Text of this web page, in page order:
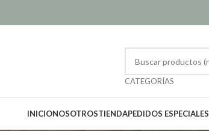
CATEGORÍAS
INICIONOSOTROSTIENDAPEDIDOS ESPECIALES